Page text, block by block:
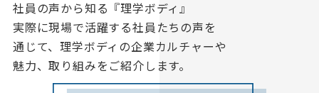
社員の声から知る『理学ボディ』
実際に現場で活躍する社員たちの声を
通じて、理学ボディの企業カルチャーや
魅力、取り組みをご紹介します。